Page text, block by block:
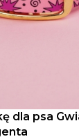
dla psa